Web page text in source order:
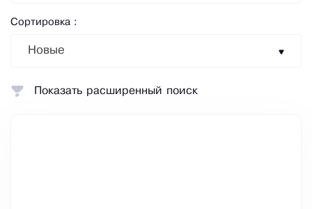
Сортировка :
Новые
Показать расширенный поиск